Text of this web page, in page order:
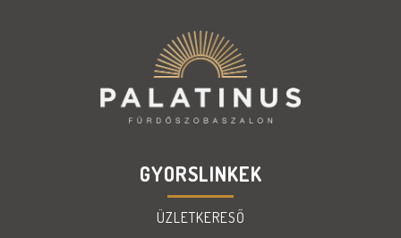
GYORSLINKEK
ÜZLETKERESŐ